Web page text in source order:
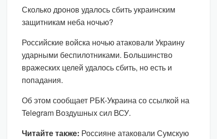
Сколько дронов удалось сбить украинским
защитникам неба ночью?
Российские войска ночью атаковали Украину
ударными беспилотниками. Большинство
вражеских целей удалось сбить, но есть и
попадания.
Об этом сообщает РБК-Украина со ссылкой на
Telegram Воздушных сил ВСУ.
Читайте также: Россияне атаковали Сумскую